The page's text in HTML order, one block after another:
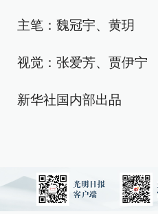
主笔：魏冠宇、黄玥
视觉：张爱芳、贾伊宁
新华社国内部出品